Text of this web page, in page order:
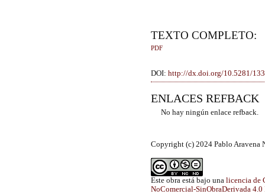
TEXTO COMPLETO:
PDF
DOI: http://dx.doi.org/10.5281/
ENLACES REFBACK
No hay ningún enlace refback.
Copyright (c) 2024 Pablo Aravena
Este obra está bajo una licencia de
NoComercial-SinObraDerivada